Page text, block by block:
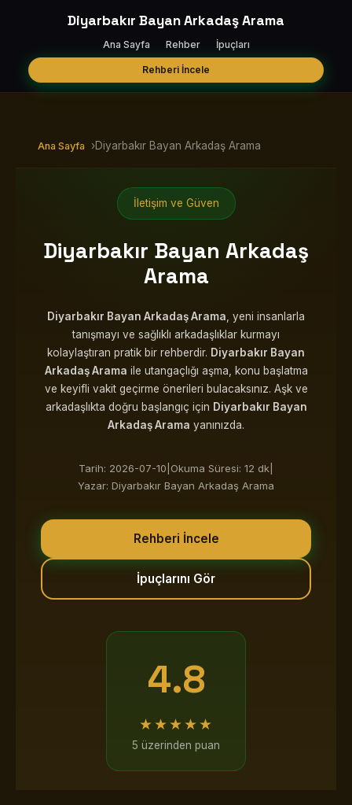
Diyarbakır Bayan Arkadaş Arama
Ana Sayfa Rehber İpuçları
Rehberi İncele
Ana Sayfa ›Diyarbakır Bayan Arkadaş Arama
İletişim ve Güven
Diyarbakır Bayan Arkadaş
Arama
Diyarbakır Bayan Arkadaş Arama , yeni insanlarla
tanışmayı ve sağlıklı arkadaşlıklar kurmayı
kolaylaştıran pratik bir rehberdir. Diyarbakır Bayan
Arkadaş Arama ile utangaçlığı aşma, konu başlatma
ve keyifli vakit geçirme önerileri bulacaksınız. Aşk ve
arkadaşlıkta doğru başlangıç için Diyarbakır Bayan
Arkadaş Arama yanınızda.
Tarih: 2026-07-10 Okuma Süresi: 12 dk
Yazar: Diyarbakır Bayan Arkadaş Arama
Rehberi İncele
İpuçlarını Gör
4.8
★★★★★
5 üzerinden puan